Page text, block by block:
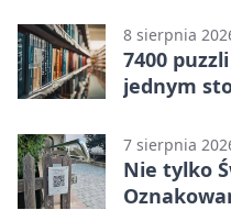
8 sierpnia
7400
jednym
7 sierpnia
Nie tylko